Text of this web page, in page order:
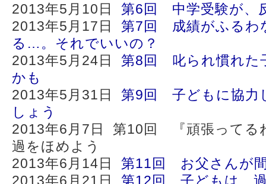
2013年5月10日 第6回 中学受験が、
2013年5月17日 第7回 成績がふるわ
る…。それでいいの？
2013年5月24日 第8回 叱られ慣れた
かも
2013年5月31日 第9回 子どもに協力
しょう
2013年6月7日 第10回 『頑張ってる
過をほめよう
2013年6月14日 第11回 お父さんが
2013年6月21日 第12回 子どもは、